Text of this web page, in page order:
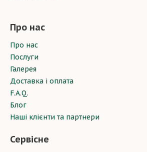
Про нас
Про нас
Послуги
Галерея
Доставка і оплата
F.A.Q.
Блог
Наші клієнти та партнери
Сервісне